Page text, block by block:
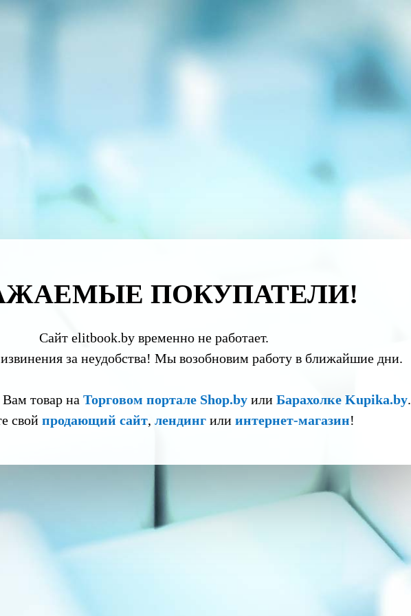
ПОКУПАТЕЛИ!
Сайт elitbook.by временно не работает.
за неудобства! Мы возобновим работу в ближайшие дни.
товар на Торговом портале Shop.byили Барахолке Kupika.by.
свой продающий сайт, лендингили интернет-магазин!